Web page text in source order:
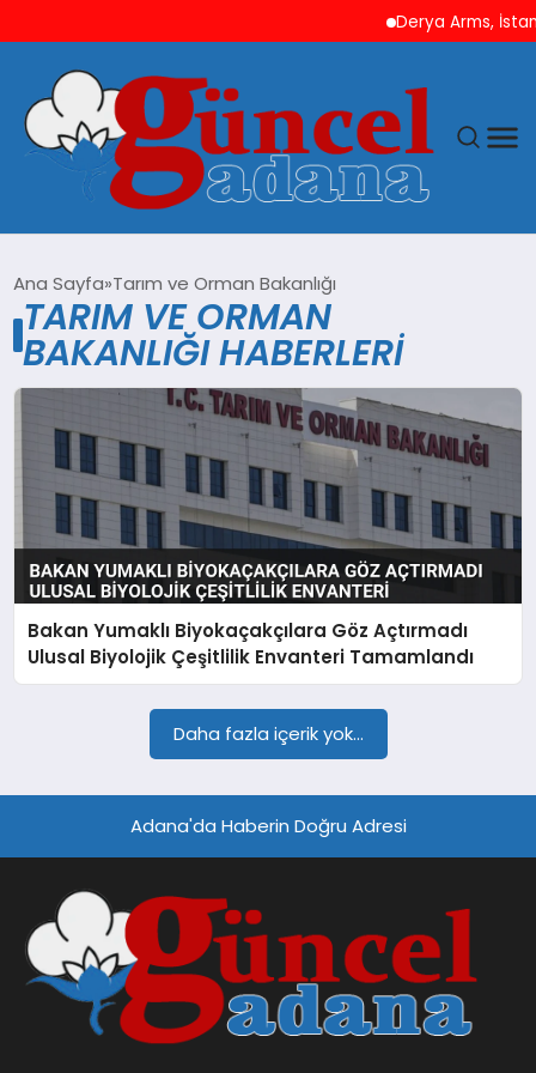
Derya Arms,
GÜNCEL
YAŞAM
SPOR
TEKNOLOJI
Ana Sayfa Tarım ve Orman Bakanlığı
TARIM VE ORMAN
BAKANLIĞI HABERLERI
Bakan Yumaklı Biyokaçakçılara Göz Açtırmadı
Ulusal Biyolojik Çeşitlilik Envanteri Tamamlandı
Daha fazla içerik yok...
Adana'da Haberin Doğru Adresi